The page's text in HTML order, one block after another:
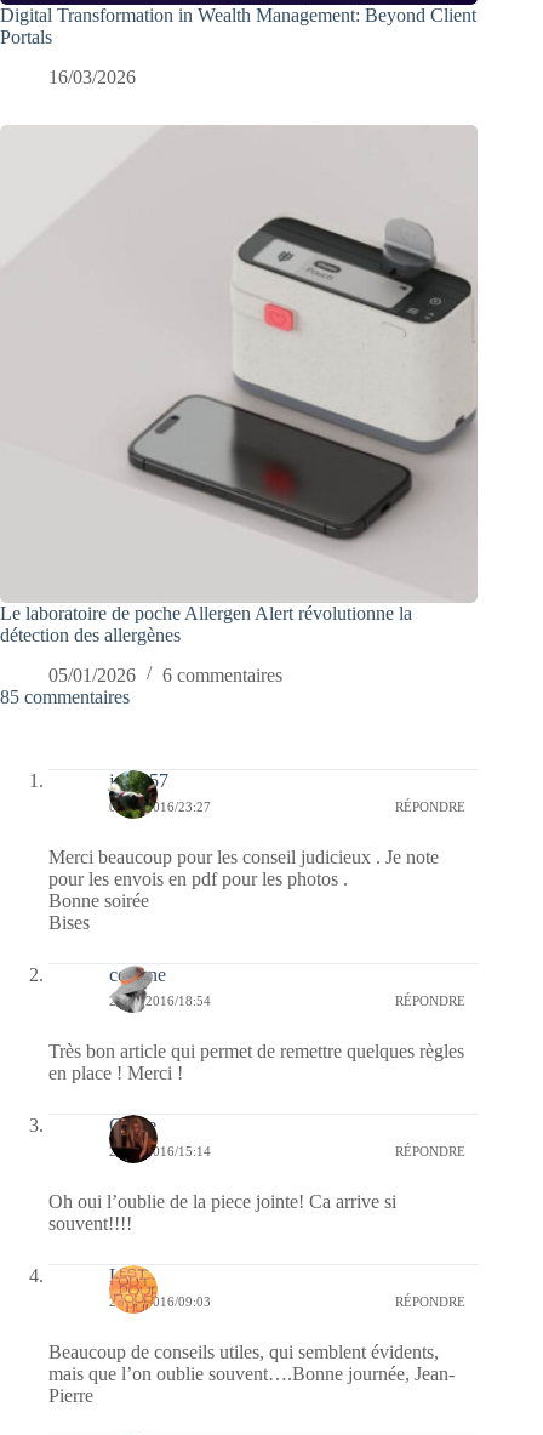
Digital Transformation in Wealth Management: Beyond Client
Portals
16/03/2026
Le laboratoire de poche Allergen Alert révolutionne la
détection des allergènes
05/01/2026
6 commentaires
85 commentaires
jazzy57
03/07/2016/23:27 RÉPONDRE
Merci beaucoup pour les conseil judicieux . Je note
pour les envois en pdf pour les photos .
Bonne soirée
Bises
corinne
27/06/2016/18:54 RÉPONDRE
Très bon article qui permet de remettre quelques règles
en place ! Merci !
Carrie
27/06/2016/15:14 RÉPONDRE
Oh oui l’oublie de la piece jointe! Ca arrive si
souvent!!!!
Laret
27/06/2016/09:03 RÉPONDRE
Beaucoup de conseils utiles, qui semblent évidents,
mais que l’on oublie souvent….Bonne journée, Jean-
Pierre